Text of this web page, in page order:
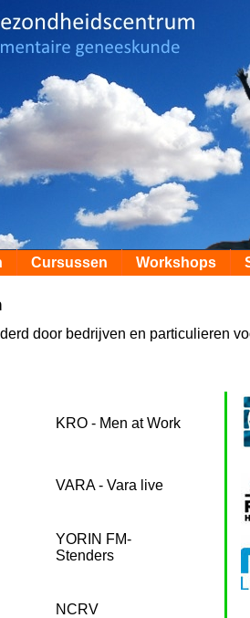
Cursussen Workshops
door bedrijven en particulieren
KRO - Men at Work
VARA - Vara live
YORIN FM-
Stenders
NCRV